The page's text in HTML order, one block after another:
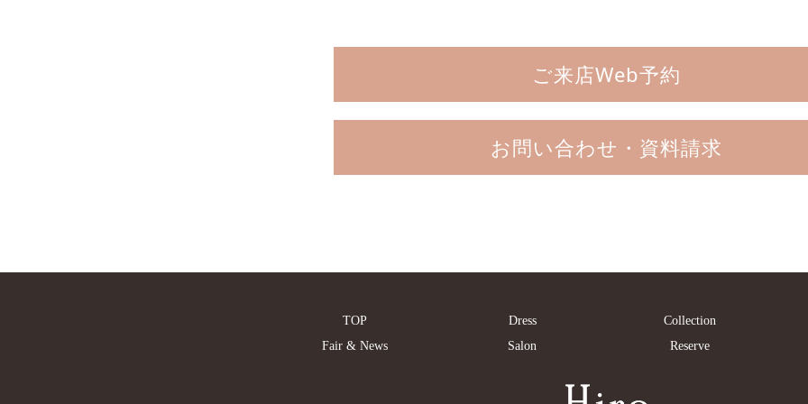
ご来店Web予約
お問い合わせ・資料請求
TOP Dress Collection
Fair & News
Salon Reserve